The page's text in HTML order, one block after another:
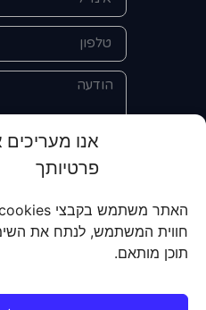
אנו
פרטיותך
חווית המשתמש, לנתח את
תוכן מותאם.
אני מאשר/ת את
קבלת מידע על מוצרים,
לקוחות. אני מודע/ת
הרישום שלי בכל עת